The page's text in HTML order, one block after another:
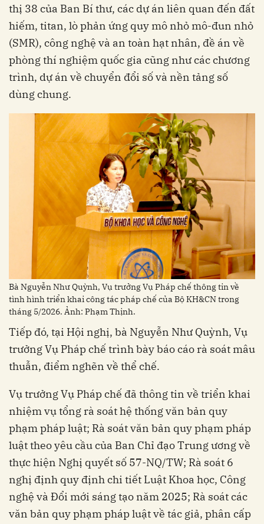
thị 38 của Ban Bí thư, các dự án liên quan đến đất
hiếm, titan, lò phản ứng quy mô nhỏ mô-đun nhỏ
(SMR), công nghệ và an toàn hạt nhân, đề án về
phòng thí nghiệm quốc gia cũng như các chương
trình, dự án về chuyển đổi số và nền tảng số
dùng chung.
Bà Nguyễn Như Quỳnh, Vụ trưởng Vụ Pháp chế thông tin về
tình hình triển khai công tác pháp chế của Bộ KH&CN trong
tháng 5/2026. Ảnh: Phạm Thịnh.
Tiếp đó, tại Hội nghị, bà Nguyễn Như Quỳnh, Vụ
trưởng Vụ Pháp chế trình bày báo cáo rà soát mâu
thuẫn, điểm nghẽn về thể chế.
Vụ trưởng Vụ Pháp chế đã thông tin về triển khai
nhiệm vụ tổng rà soát hệ thống văn bản quy
phạm pháp luật; Rà soát văn bản quy phạm pháp
luật theo yêu cầu của Ban Chỉ đạo Trung ương về
thực hiện Nghị quyết số 57-NQ/TW; Rà soát 6
nghị định quy định chi tiết Luật Khoa học, Công
nghệ và Đổi mới sáng tạo năm 2025; Rà soát các
văn bản quy phạm pháp luật về tác giả, phân cấp